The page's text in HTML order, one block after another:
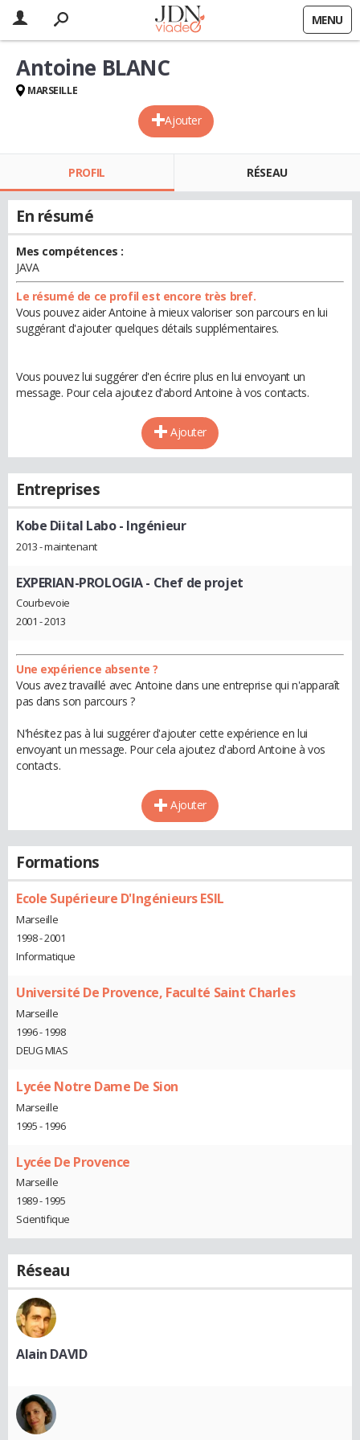
MENU
Ajouter
Antoine BLANC
MARSEILLE
PROFIL RÉSEAU
En résumé
Mes compétences :
JAVA
Le résumé de ce profil est encore très bref.
Vous pouvez aider Antoine à mieux valoriser son parcours en lui
suggérant d'ajouter quelques détails supplémentaires.
Vous pouvez lui suggérer d'en écrire plus en lui envoyant un
message. Pour cela ajoutez d'abord Antoine à vos contacts.
Ajouter
Entreprises
Kobe Diital Labo- Ingénieur
2013 - maintenant
EXPERIAN-PROLOGIA- Chef de projet
Courbevoie
2001 - 2013
Une expérience absente ?
Vous avez travaillé avec Antoine dans une entreprise qui n'apparaît
pas dans son parcours ?
N'hésitez pas à lui suggérer d'ajouter cette expérience en lui
envoyant un message. Pour cela ajoutez d'abord Antoine à vos
contacts.
Ajouter
Formations
Ecole Supérieure D'Ingénieurs ESIL
Marseille
1998 - 2001
Informatique
Université De Provence, Faculté Saint Charles
Marseille
1996 - 1998
DEUG MIAS
Lycée Notre Dame De Sion
Marseille
1995 - 1996
Lycée De Provence
Marseille
1989 - 1995
Scientifique
Réseau
Alain DAVID